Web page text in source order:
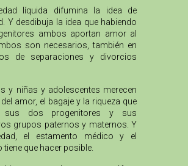
líquida difumina la idea de
Y desdibuja la idea que habiendo
ambos aportan amor al
son necesarios, también en
de separaciones y divorcios
y niñas y adolescentes merecen
amor, el bagaje y la riqueza que
sus dos progenitores y sus
grupos paternos y maternos. Y
el estamento médico y el
tiene que hacer posible.